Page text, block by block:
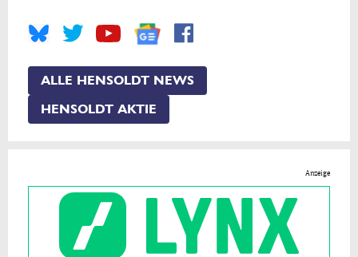
ALLE HENSOLDT NEWS
HENSOLDT AKTIE
Anzeige